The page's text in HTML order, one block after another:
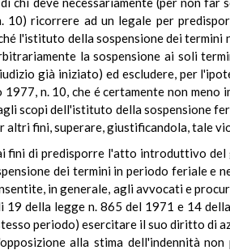
10) ricorrere ad un legale per
l'istituto della sospensione dei
la sospensione ai soli
già iniziato) ed escludere, per
n. 10, che é certamente non
scopi dell'istituto della sospensione
altri fini, superare, giustificandola, tale
fini di predisporre l'atto introduttivo
dei termini in periodo feriale
in generale, agli avvocati e
della legge n. 865 del 1971 e 14
periodo) esercitare il suo diritto di
alla stima dell'indennità